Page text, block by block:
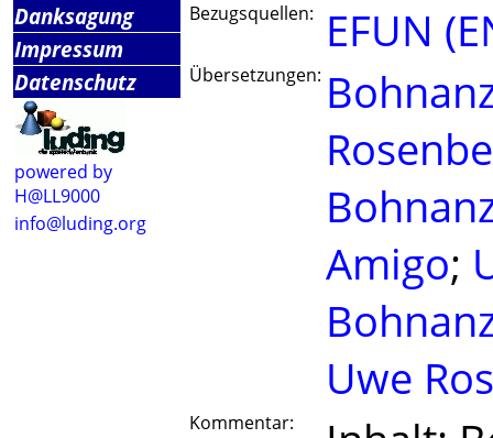
Danksagung
Impressum
Datenschutz
powered by
H@LL9000
info@luding.org
Bezugsquellen: EFUN
Übersetzungen:
Amigo;
Uwe
Kommentar: